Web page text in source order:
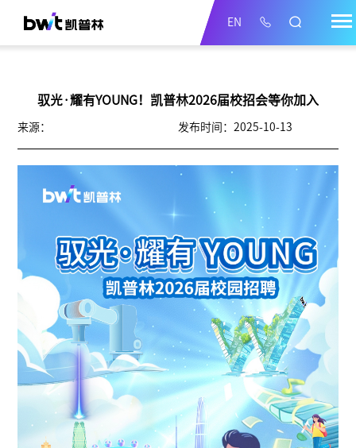
EN
驭光·耀有YOUNG！凯普林2026届校招会等你加入
来源： 发布时间：2025-10-13